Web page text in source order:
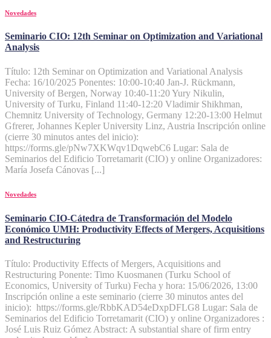
Novedades
Seminario CIO: 12th Seminar on Optimization and Variational
Analysis
Título: 12th Seminar on Optimization and Variational Analysis
Fecha: 16/10/2025 Ponentes: 10:00-10:40 Jan-J. Rückmann,
University of Bergen, Norway 10:40-11:20 Yury Nikulin,
University of Turku, Finland 11:40-12:20 Vladimir Shikhman,
Chemnitz University of Technology, Germany 12:20-13:00 Helmut
Gfrerer, Johannes Kepler University Linz, Austria Inscripción online
(cierre 30 minutos antes del inicio):
https://forms.gle/pNw7XKWqv1DqwebC6 Lugar: Sala de
Seminarios del Edificio Torretamarit (CIO) y online Organizadores:
María Josefa Cánovas [...]
Novedades
Seminario CIO-Cátedra de Transformación del Modelo
Económico UMH: Productivity Effects of Mergers, Acquisitions
and Restructuring
Título: Productivity Effects of Mergers, Acquisitions and
Restructuring Ponente: Timo Kuosmanen (Turku School of
Economics, University of Turku) Fecha y hora: 15/06/2026, 13:00
Inscripción online a este seminario (cierre 30 minutos antes del
inicio): https://forms.gle/RbbKAD54eDxpDFLG8 Lugar: Sala de
Seminarios del Edificio Torretamarit (CIO) y online Organizadores :
José Luis Ruiz Gómez Abstract: A substantial share of firm entry